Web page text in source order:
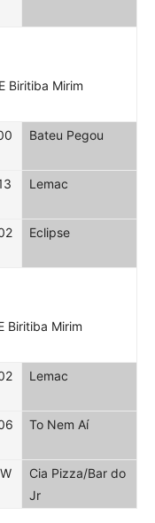
Biritiba Mirim
Bateu Pegou
Lemac
Eclipse
Biritiba Mirim
Lemac
To Nem Aí
Cia Pizza/Bar do
Jr